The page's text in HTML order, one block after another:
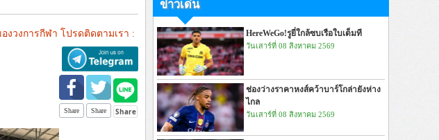
งวงการกีฬา โปรดติดตามเรา :
Share Share
ข่าวเด่น
HereWeGo!รูยี่ใกล้ซบเรือใบเต็มที
วันเสาร์ที่ 08 สิงหาคม 2569
ช่องว่างราคาหงส์คว้าบาร์โกล่ายังห่าง
ไกล
วันเสาร์ที่ 08 สิงหาคม 2569